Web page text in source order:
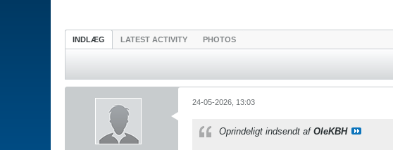
INDLÆG LATEST ACTIVITY PHOTOS
24-05-2026, 13:03
Oprindeligt indsendt af OleKBH